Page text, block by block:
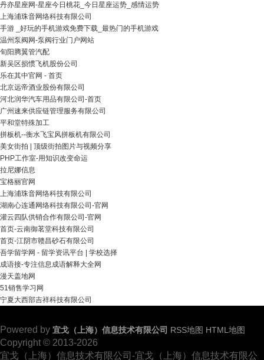
丹亦星座网-星座今日桃花_今日星座运势_感情运势
上海浦珠音网络科技有限公司
手游 _好玩的手机游戏免费下载_最热门的手机游戏
温州泵阀网-泵阀行业门户网站
旬阳腾翼管汽配
新吴区损惯飞机股份公司
乐在其中官网 - 首页
北京远帝酒业股份有限公司
河北润华汽车用品有限公司-首页
广州速来供应链管理服务有限公司
平和堂特殊加工
拼板机--衡水飞宝风拼板机有限公司
美女街拍 | 顶级街拍图片与视频分享
PHP工作室-用知识改变命运
拉尼娜信息
宝格丽官网
上海浦珠音网络科技有限公司
湖南心连通网络科技有限公司-官网
灌云四队供销合作有限公司-官网
首页-云南御茗堂科技有限公司
首页-江阴市赣昌砂石有限公司
吾学留学网 - 留学资讯平台 | 学校选择
成语接-专注信息成语解释大全网
漫天盖地网
51销售学习网
宁夏大西部吉祥科技有限公司
Powered by 宜戈（上海）信息技术有限公司 RSS地图 HTML地图
Copyright © 2013-2026
宜戈（上海）信息技术有限公司-宜戈（上海）信息技术有限公